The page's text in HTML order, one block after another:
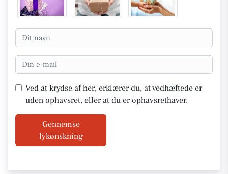
Ved at krydse af her, erklærer du, at vedhæftede er
uden ophavsret, eller at du er ophavsrethaver.
Gennemse
lykønskning